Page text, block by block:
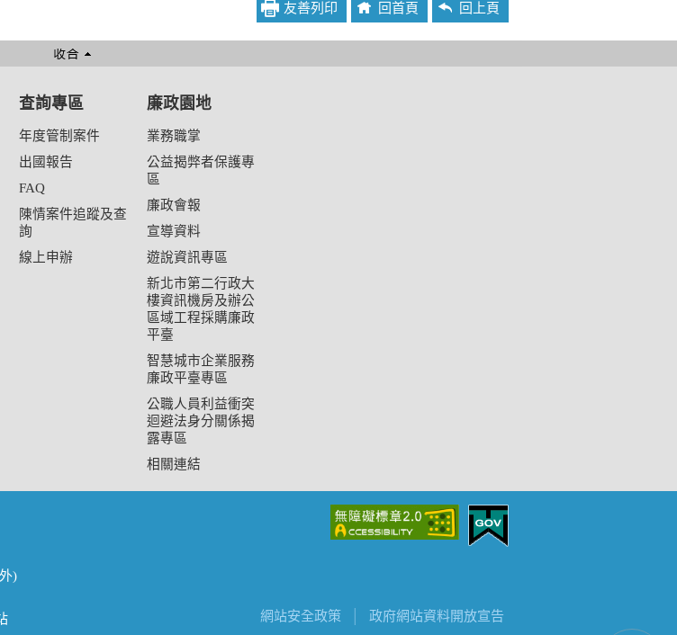
友善列印 回首頁 回上頁
查詢專區
年度管制案件
出國報告
FAQ
陳情案件追蹤及查
詢
線上申辦
廉政園地
業務職掌
公益揭弊者保護專
區
廉政會報
宣導資料
遊說資訊專區
新北市第二行政大
樓資訊機房及辦公
區域工程採購廉政
平臺
智慧城市企業服務
廉政平臺專區
公職人員利益衝突
迴避法身分關係揭
露專區
相關連結
網站安全政策 政府網站資料開放宣告
)